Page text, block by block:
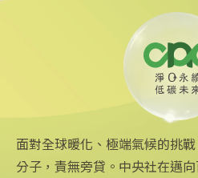
研究：氣候變遷危及
策失敗數百萬人枉死
2025/10/29 14:41
面對全球暖化、極端氣候的挑
分子，責無旁貸。中央社在邁